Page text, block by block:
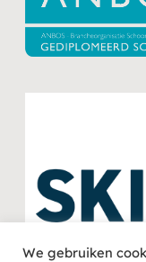
We gebruiken